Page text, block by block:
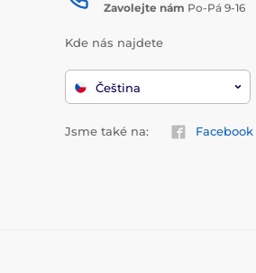
Zavolejte nám Po-Pá 9-16
Kde nás najdete
Čeština
Jsme také na: Facebook